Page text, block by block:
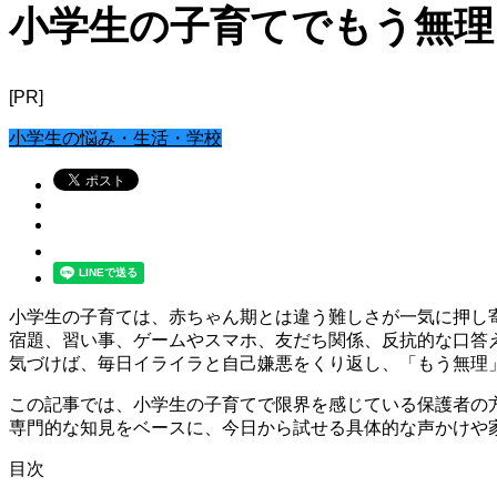
小学生の子育てでもう無
[PR]
小学生の悩み・生活・学校
小学生の子育ては、赤ちゃん期とは違う難しさが一気に押し
宿題、習い事、ゲームやスマホ、友だち関係、反抗的な口
気づけば、毎日イライラと自己嫌悪をくり返し、「もう無理
この記事では、小学生の子育てで限界を感じている保護者の
専門的な知見をベースに、今日から試せる具体的な声かけ
目次